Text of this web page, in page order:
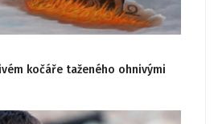
kočáře taženého ohnivými